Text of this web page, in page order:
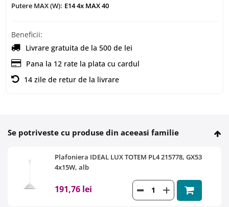
Putere MAX (W): E14 4x MAX 40
Beneficii:
Livrare gratuita de la 500 de lei
Pana la 12 rate la plata cu cardul
14 zile de retur de la livrare
Se potriveste cu produse din aceeasi familie
Plafoniera IDEAL LUX TOTEM PL4 215778, GX53
4x15W, alb
191,76 lei